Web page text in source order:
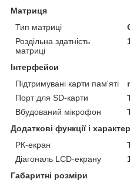
Матриця
Тип матриці
Роздільна здатність
матриці
Інтерфейси
Підтримувані карти пам'яті
Порт для SD-карти
Вбудований мікрофон
Додаткові функції і
РК-екран
Діагональ LCD-екрану
Габаритні розміри